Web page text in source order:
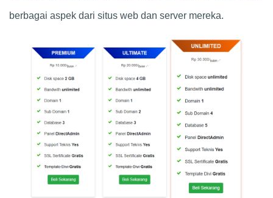
berbagai aspek dari situs web dan server mereka.